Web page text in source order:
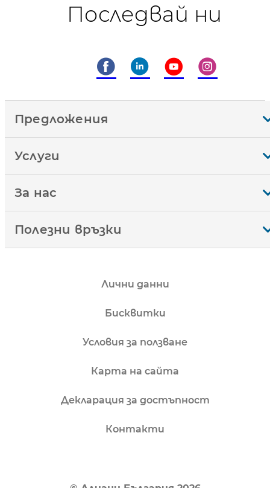
Последвай ни
Предложения
Услуги
За нас
Полезни връзки
Лични данни
Бисквитки
Условия за ползване
Карта на сайта
Декларация за достъпност
Контакти